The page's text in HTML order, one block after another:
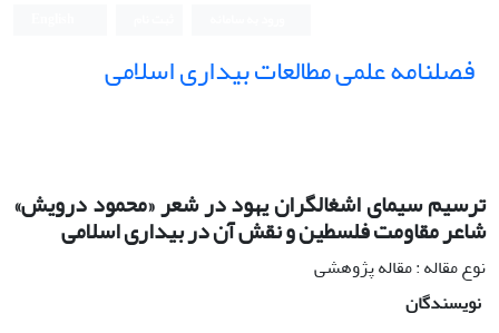
فصلنامه علمی مطالعات بیداری اسلامی
ترسیم سیمای اشغالگران یهود در شعر «محمود درویش»
شاعر مقاومت فلسطین و نقش آن در بیداری اسلامی
نوع مقاله : مقاله پژوهشی
نویسندگان